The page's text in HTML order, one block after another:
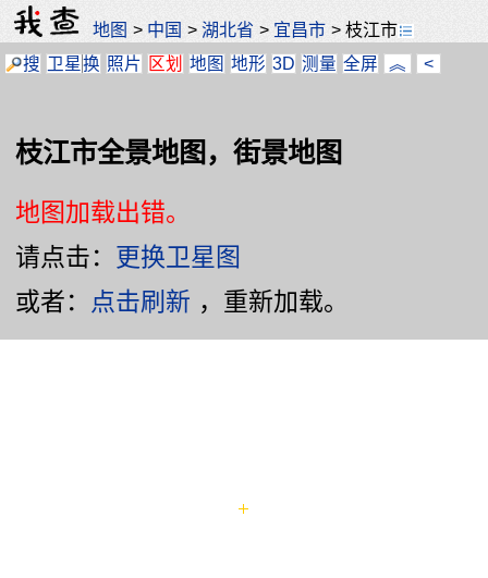
地图 > 中国 >湖北省 > 宜昌市 >枝江市
搜 卫星换 照片 区划 地图 地形 3D 测量 全屏 ︽ <
枝江市全景地图，街景地图
地图加载出错。
请点击： 更换卫星图
或者： 点击刷新 ，重新加载。